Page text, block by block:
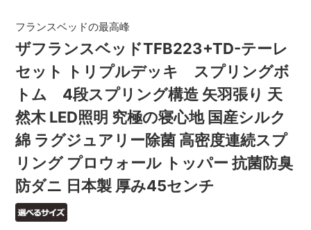
ザフランスベッドTFB223+TD-テーレ
セット トリプルデッキ スプリングボ
トム 4段スプリング構造 矢羽張り 天
然木 LED照明 究極の寝心地 国産シルク
綿 ラグジュアリー除菌 高密度連続スプ
リング プロウォール トッパー 抗菌防臭
防ダニ 日本製 厚み45センチ
フランスベッドの最高峰